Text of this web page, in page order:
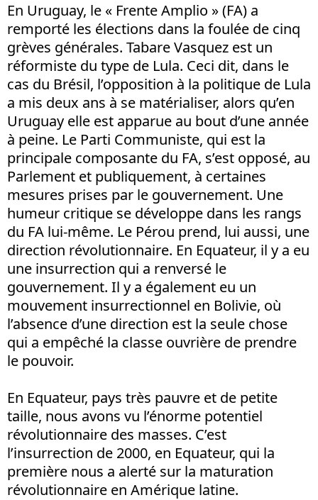
En Uruguay, le « Frente Amplio » (FA) a
remporté les élections dans la foulée de cinq
grèves générales. Tabare Vasquez est un
réformiste du type de Lula. Ceci dit, dans le
cas du Brésil, l’opposition à la politique de Lula
a mis deux ans à se matérialiser, alors qu’en
Uruguay elle est apparue au bout d’une année
à peine. Le Parti Communiste, qui est la
principale composante du FA, s’est opposé, au
Parlement et publiquement, à certaines
mesures prises par le gouvernement. Une
humeur critique se développe dans les rangs
du FA lui-même. Le Pérou prend, lui aussi, une
direction révolutionnaire. En Equateur, il y a eu
une insurrection qui a renversé le
gouvernement. Il y a également eu un
mouvement insurrectionnel en Bolivie, où
l’absence d’une direction est la seule chose
qui a empêché la classe ouvrière de prendre
le pouvoir.
En Equateur, pays très pauvre et de petite
taille, nous avons vu l’énorme potentiel
révolutionnaire des masses. C’est
l’insurrection de 2000, en Equateur, qui la
première nous a alerté sur la maturation
révolutionnaire en Amérique latine.